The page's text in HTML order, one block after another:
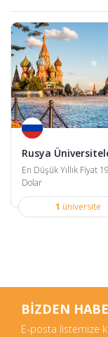
Rusya
En Düşük Yıllık Fiyat
Dolar
1 üniversite
BİZDEN
E-posta listemize